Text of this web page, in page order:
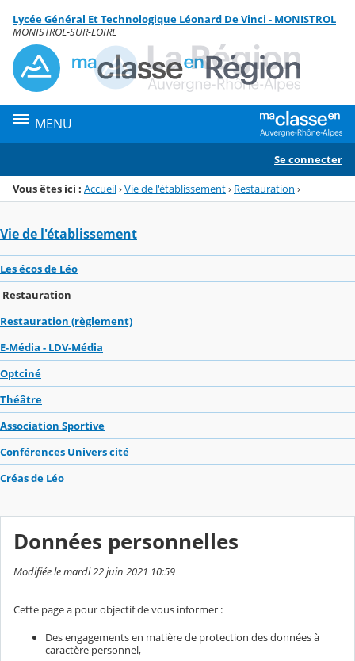
Menu de la rubrique
Contenu
Lycée Général Et Technologique Léonard De Vinci - MONISTROL
MONISTROL-SUR-LOIRE
MENU
Se connecter
Vous êtes ici : Accueil›Vie de l'établissement› Restauration ›
Vie de l'établissement
Les écos de Léo
Restauration
Restauration (règlement)
E-Média - LDV-Média
Optciné
Théâtre
Association Sportive
Conférences Univers cité
Créas de Léo
Données personnelles
Modifiée le mardi 22 juin 2021 10:59
Cette page a pour objectif de vous informer :
Des engagements en matière de protection des données à
caractère personnel,